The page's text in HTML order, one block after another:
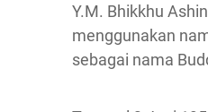
Y.M. Bhikkhu
menggunakan
sebagai nama